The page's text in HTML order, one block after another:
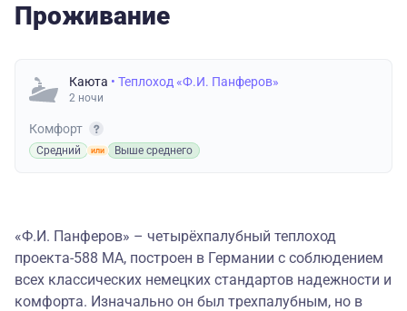
Проживание
Каюта • Теплоход «Ф.И. Панферов»
2 ночи
Комфорт
Средний Выше среднего
«Ф.И. Панферов» – четырёхпалубный теплоход
проекта-588 МА, построен в Германии с соблюдением
всех классических немецких стандартов надежности и
комфорта. Изначально он был трехпалубным, но в